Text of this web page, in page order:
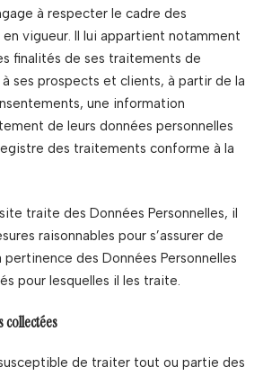
à respecter le cadre des
vigueur. Il lui appartient notamment
finalités de ses traitements de
ses prospects et clients, à partir de la
une information
de leurs données personnelles
des traitements conforme à la
traite des Données Personnelles, il
raisonnables pour s’assurer de
des Données Personnelles
pour lesquelles il les traite.
collectées
de traiter tout ou partie des